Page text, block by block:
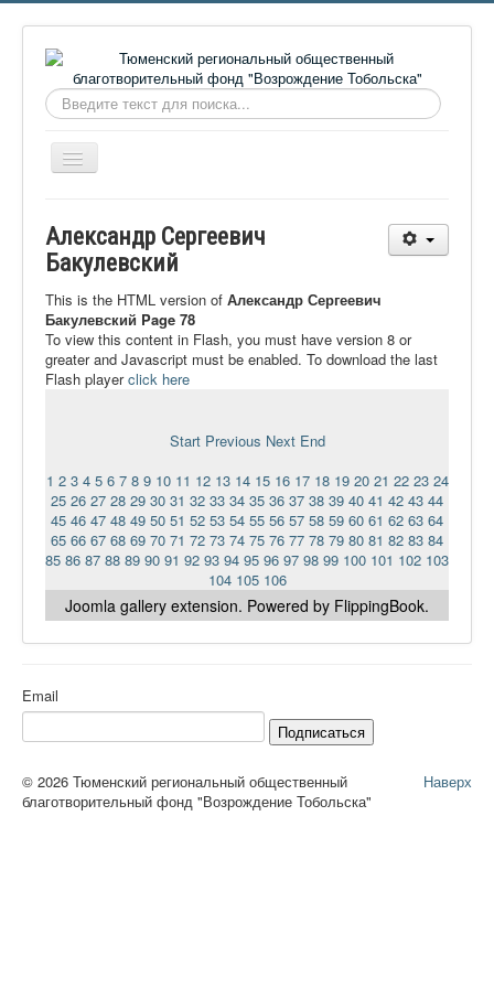
Искать...
Включить/
выключить
О фонде
Видеоматериалы
Контакты
Ермаковополе.рф
Александр Сергеевич
Бакулевский
This is the HTML version of Александр Сергеевич
Бакулевский Page 78
To view this content in Flash, you must have version 8 or
greater and Javascript must be enabled. To download the last
Flash playerclick here
Start Previous Next End
1 2 3 4 5 6 7 8 9 10 11 12 13 14 15 16 17 18 19 20 21 22 23 24
25 26 27 28 29 30 31 32 33 34 35 36 37 38 39 40 41 42 43 44
45 46 47 48 49 50 51 52 53 54 55 56 57 58 59 60 61 62 63 64
65 66 67 68 69 70 71 72 73 74 75 76 77 78 79 80 81 82 83 84
85 86 87 88 89 90 91 92 93 94 95 96 97 98 99 100 101 102 103
104 105 106
Joomla gallery extension. Powered by FlippingBook.
Email
Подписаться
Наверх
© 2026 Тюменский региональный общественный
благотворительный фонд "Возрождение Тобольска"